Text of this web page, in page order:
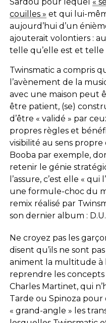
couilles » et qui lui-
aujourd’hui d’un
ajouterait volontiers :
telle qu’elle est et telle
Twinsmatic a compris
l’avènement de la
avec une maison peut
être patient, (se)
d’être « validé » par
propres règles et
visibilité au sens propre
Booba par exemple,
retenir le génie
l’assure, c’est elle «
une formule-choc du
remix réalisé par
son dernier album :
Ne croyez pas les
disent qu’ils ne sont
animent la multitude à
reprendre les concepts
Charles Martinet, qui
Tarde ou Spinoza
« grand-angle » les